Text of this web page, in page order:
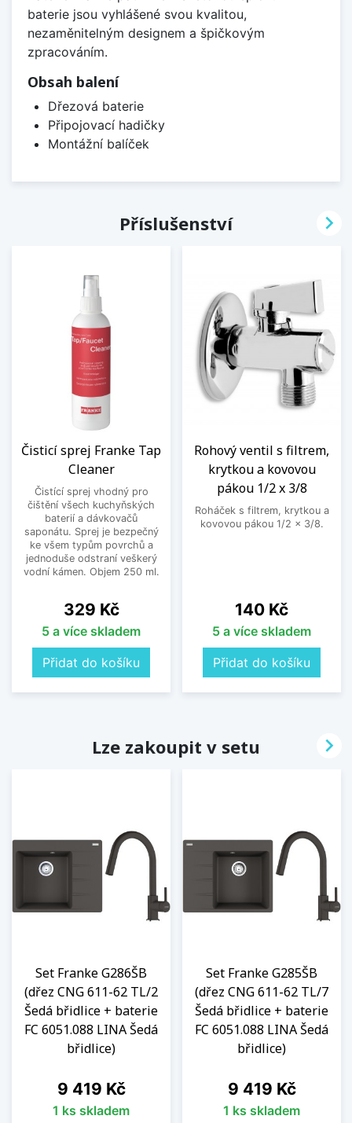
baterie jsou vyhlášené svou kvalitou,
nezaměnitelným designem a špičkovým
zpracováním.
Obsah balení
Dřezová baterie
Připojovací hadičky
Montážní balíček
Příslušenství
Čisticí sprej Franke Tap
Cleaner
Čistící sprej vhodný pro
čištění všech kuchyňských
baterií a dávkovačů
saponátu. Sprej je bezpečný
ke všem typům povrchů a
jednoduše odstraní veškerý
vodní kámen. Objem 250 ml.
Cena
329 Kč
5 a více skladem
Přidat do košíku
Rohový ventil s filtrem,
krytkou a kovovou
pákou 1/2 x 3/8
Roháček s filtrem, krytkou a
kovovou pákou 1/2 x 3/8.
Cena
140 Kč
5 a více skladem
Přidat do košíku

Lze zakoupit v setu
Set Franke G286ŠB
(dřez CNG 611-62 TL/2
Šedá břidlice + baterie
FC 6051.088 LINA Šedá
břidlice)
Cena
9 419 Kč
1 ks skladem
Set Franke G285ŠB
(dřez CNG 611-62 TL/7
Šedá břidlice + baterie
FC 6051.088 LINA Šedá
břidlice)
Cena
9 419 Kč
1 ks skladem
